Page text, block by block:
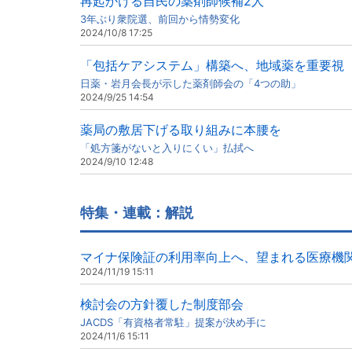
3年ぶり衆院選、前回から情勢変化
2024/10/8 17:25
「包括ケアシステム」構築へ、地域薬を重要視
日薬・岩月会長が示した薬剤師会の「4つの助」
2024/9/25 14:54
薬局の敷居下げる取り組みに本腰を
「処方箋がないと入りにくい」払拭へ
2024/9/10 12:48
特集・連載：解説
マイナ保険証の利用率向上へ、望まれる医療機
2024/11/19 15:11
検討会の方針覆した制度部会
JACDS「有資格者常駐」提案が決め手に
2024/11/6 15:11